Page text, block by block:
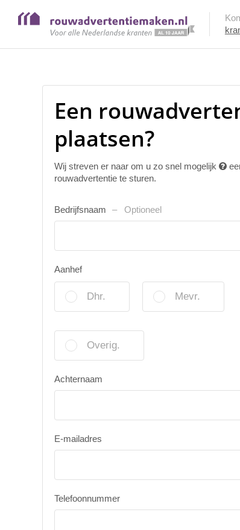
Een
plaatsen?
Wij streven er naar om u zo snel mogelijk
rouwadvertentie te sturen.
Bedrijfsnaam Optioneel
Aanhef
Dhr. Mevr.
Overig.
Achternaam
E-mailadres
Telefoonnummer